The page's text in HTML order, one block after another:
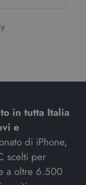
in tutta Italia
e
di iPhone,
scelti per
a oltre 6.500